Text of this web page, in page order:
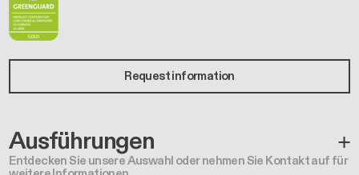
Request information
Ausführungen
Entdecken Sie unsere Auswahl oder nehmen Sie Kontakt auf für